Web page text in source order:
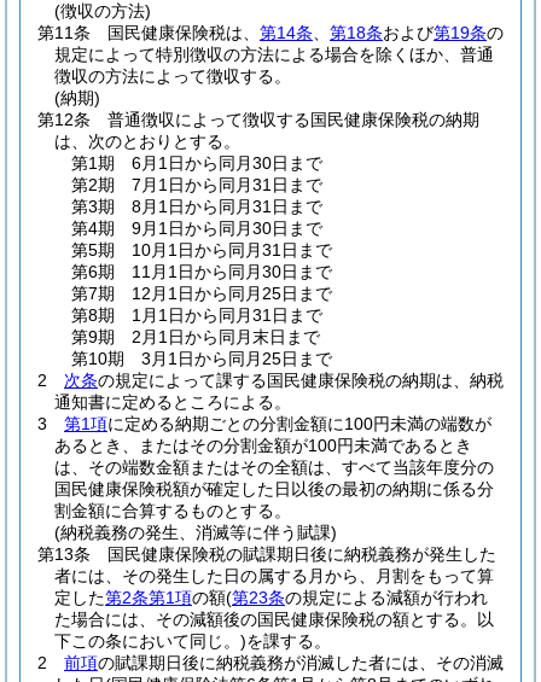
(徴収の方法)
第11条
国民健康保険税は、 第14条 第18条および第19条の
規定によって特別徴収の方法による場合を除くほか、普通
徴収の方法によって徴収する。
(納期)
第12条
普通徴収によって徴収する国民健康保険税の納期
は、次のとおりとする。
第1期 6月1日から同月30日まで
第2期 7月1日から同月31日まで
第3期 8月1日から同月31日まで
第4期 9月1日から同月30日まで
第5期 10月1日から同月31日まで
第6期 11月1日から同月30日まで
第7期 12月1日から同月25日まで
第8期 1月1日から同月31日まで
第9期 2月1日から同月末日まで
第10期 3月1日から同月25日まで
2
次条の規定によって課する国民健康保険税の納期は、納税
通知書に定めるところによる。
3
第1項に定める納期ごとの分割金額に100円未満の端数が
あるとき、またはその分割金額が100円未満であるとき
は、その端数金額またはその全額は、すべて当該年度分の
国民健康保険税額が確定した日以後の最初の納期に係る分
割金額に合算するものとする。
(納税義務の発生、消滅等に伴う賦課)
第13条
国民健康保険税の賦課期日後に納税義務が発生した
者には、その発生した日の属する月から、月割をもって算
定した第2条第1項の額(第23条の規定による減額が行われ
た場合には、その減額後の国民健康保険税の額とする。以
下この条において同じ。)を課する。
2
前項の賦課期日後に納税義務が消滅した者には、その消滅